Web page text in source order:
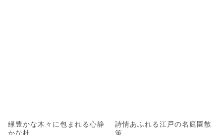
緑豊かな木々に包まれる心静
かな杜
詩情あふれる江戸の名庭園散
策